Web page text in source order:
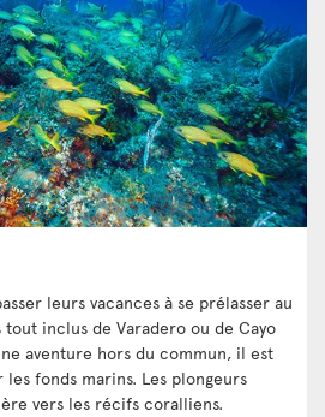
leurs vacances à se prélasser au
tout inclus de Varadero ou de Cayo
aventure hors du commun, il est
les fonds marins. Les plongeurs
vers les récifs coralliens.